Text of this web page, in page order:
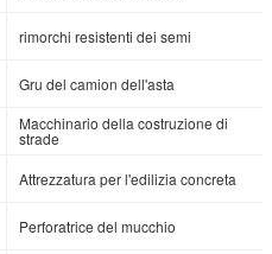
rimorchi resistenti dei semi
Gru del camion dell'asta
Macchinario della costruzione di
strade
Attrezzatura per l'edilizia concreta
Perforatrice del mucchio